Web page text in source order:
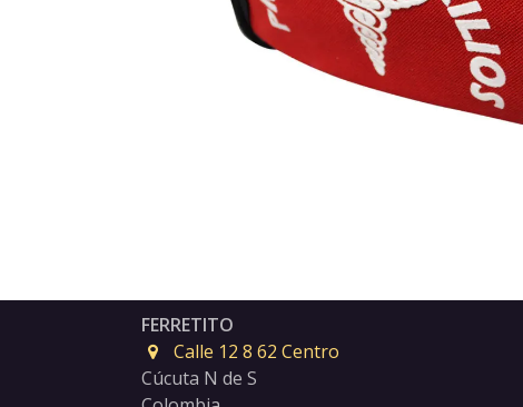
FERRETITO
Calle 12 8 62 Centro
Cúcuta N de S